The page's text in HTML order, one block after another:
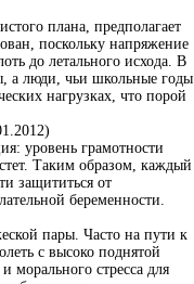
плана, предполагает
поскольку напряжение
до летального исхода. В
а люди, чьи школьные годы
нагрузках, что порой
уровень грамотности
Таким образом, каждый
защититься от
беременности.
пары. Часто на пути к
с высоко поднятой
морального стресса для